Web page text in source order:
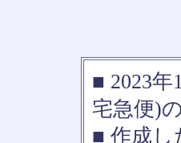
■ 2023
宅急便)
■ 作成し